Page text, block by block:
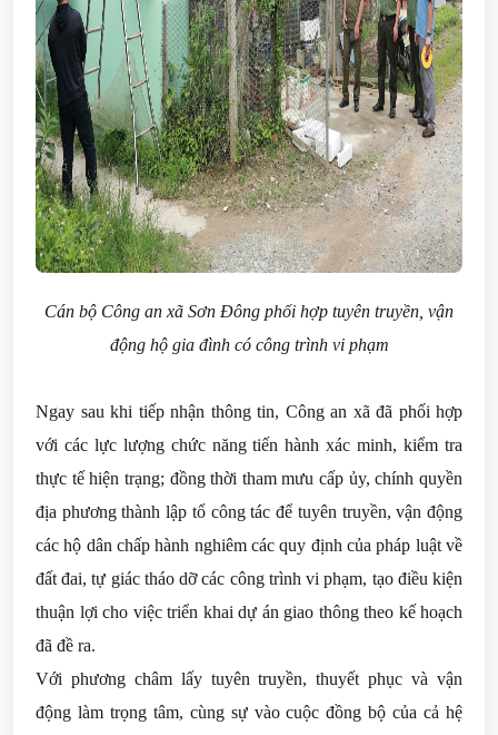
Cán bộ Công an xã Sơn Đông phối hợp tuyên truyền, vận
động hộ gia đình có công trình vi phạm
Ngay sau khi tiếp nhận thông tin, Công an xã đã phối hợp
với các lực lượng chức năng tiến hành xác minh, kiểm tra
thực tế hiện trạng; đồng thời tham mưu cấp ủy, chính quyền
địa phương thành lập tổ công tác để tuyên truyền, vận động
các hộ dân chấp hành nghiêm các quy định của pháp luật về
đất đai, tự giác tháo dỡ các công trình vi phạm, tạo điều kiện
thuận lợi cho việc triển khai dự án giao thông theo kế hoạch
đã đề ra.
Với phương châm lấy tuyên truyền, thuyết phục và vận
động làm trọng tâm, cùng sự vào cuộc đồng bộ của cả hệ